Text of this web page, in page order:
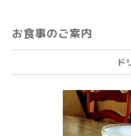
お食事のご案内
ド